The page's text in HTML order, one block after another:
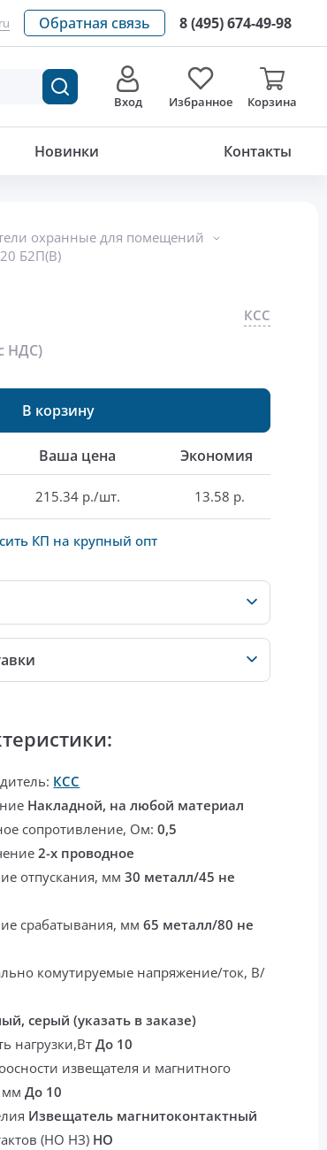
Обратная связь 8 (495) 674-49-98
Вход Избранное Корзина
Новинки Контакты
охранные для помещений
Б2П(В)
КСС
НДС)
В корзину
Ваша цена Экономия
215.34 р./шт. 13.58 р.
КП на крупный опт
КСС
Накладной, на любой материал
сопротивление, Ом:0,5
2-х проводное
отпускания, мм30 металл/45 не
срабатывания, мм65 металл/80 не
комутируемые напряжение/ток, В/
серый (указать в заказе)
нагрузки,ВтДо 10
извещателя и магнитного
ммДо 10
Извещатель магнитоконтактный
(НО НЗ) НО
228.92р./шт.